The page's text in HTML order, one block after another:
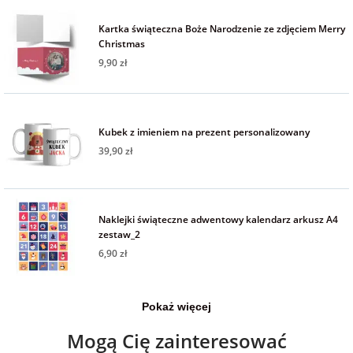
Fotoksiążki
Dodatki i
opakowania
na Dzień
Chłopaka
na walentynki
na mikołajki
na prezent
świąteczny
dla przyjaciółki
dla przyjaciela
Kartka świąteczna Boże Narodzenie ze zdjęciem Merry
Christmas
9,90 zł
Kubek z imieniem na prezent personalizowany
39,90 zł
Naklejki świąteczne adwentowy kalendarz arkusz A4
zestaw_2
6,90 zł
Pokaż więcej
Mogą Cię zainteresować